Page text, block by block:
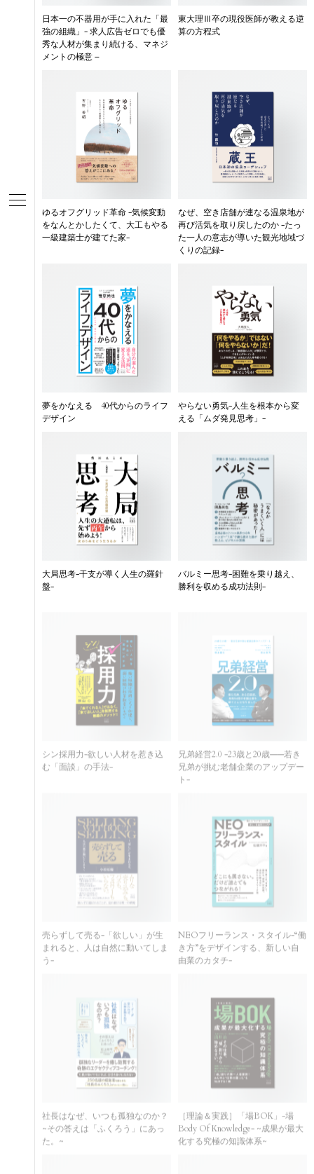
日本一の不器用が手に入れた「最
強の組織」- 求人広告ゼロでも優
秀な人材が集まり続ける、マネジ
メントの極意 –
東大理Ⅲ卒の現役医師が教える逆
算の方程式
ゆるオフグリッド革命 -気候変動
をなんとかしたくて、大工もやる
一級建築士が建てた家-
なぜ、空き店舗が連なる温泉地が
再び活気を取り戻したのか -たっ
た一人の意志が導いた観光地域づ
くりの記録-
夢をかなえる 40代からのライフ
デザイン
やらない勇気-人生を根本から変
える「ムダ発見思考」-
大局思考-干支が導く人生の羅針
盤-
バルミー思考-困難を乗り越え、
勝利を収める成功法則-
む「面談」の手法-
兄弟が挑む老舗企業のアップデー
ト-
まれると、人は自然に動いてしま
う-
き方”をデザインする、新しい自
由業のカタチ-
~その答えは「ふくろう」にあっ
た。~
Body Of Knowledge- ~成果が最大
化する究極の知識体系~